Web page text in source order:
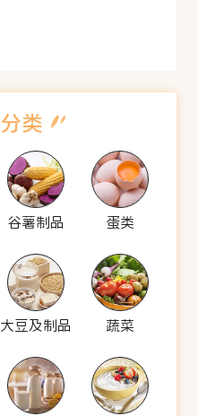
谷薯制品 蛋类
大豆及制品 蔬菜